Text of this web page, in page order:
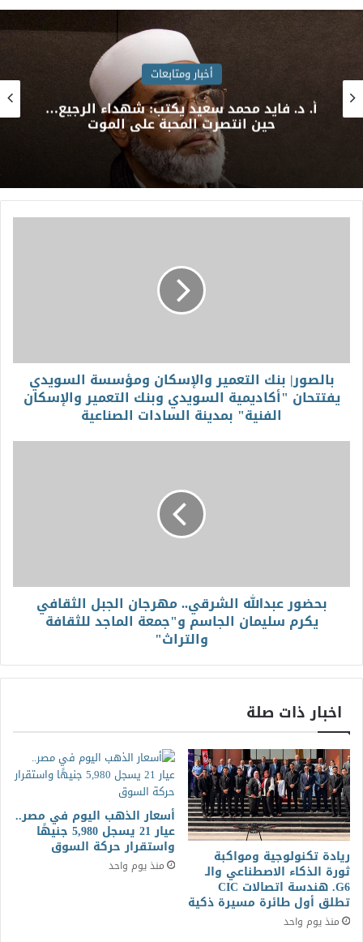
أخبار ومتابعات
فريق طبي بمستشفيات سوهاج الجامعية
ينجح في إنقاذ حياة طفل بعد اختراق إبرة
لجدار القلب
بالصور| بنك التعمير والإسكان ومؤسسة السويدي
يفتتحان "أكاديمية السويدي وبنك التعمير والإسكان
الفنية" بمدينة السادات الصناعية
بحضور عبدالله الشرقي.. مهرجان الجبل الثقافي
يكرم سليمان الجاسم و"جمعة الماجد للثقافة
والتراث"
اخبار ذات صلة
ريادة تكنولوجية ومواكبة
ثورة الذكاء الاصطناعي والـ
G6. هندسة اتصالات CIC
تطلق أول طائرة مسيرة ذكية
منذ يوم واحد
أسعار الذهب اليوم في مصر..
عيار 21 يسجل 5,980 جنيهًا
واستقرار حركة السوق
منذ يوم واحد